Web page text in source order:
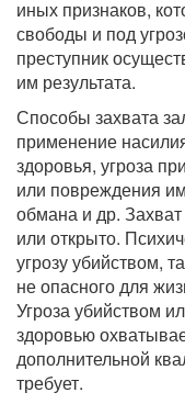
иных признаков,
свободы и под
преступник
им результата.
Способы захвата
применение
здоровья, угроза
или повреждения
обмана и др.
или открыто.
угрозу убийством,
не опасного для
Угроза убийством
здоровью
дополнительной
требует.